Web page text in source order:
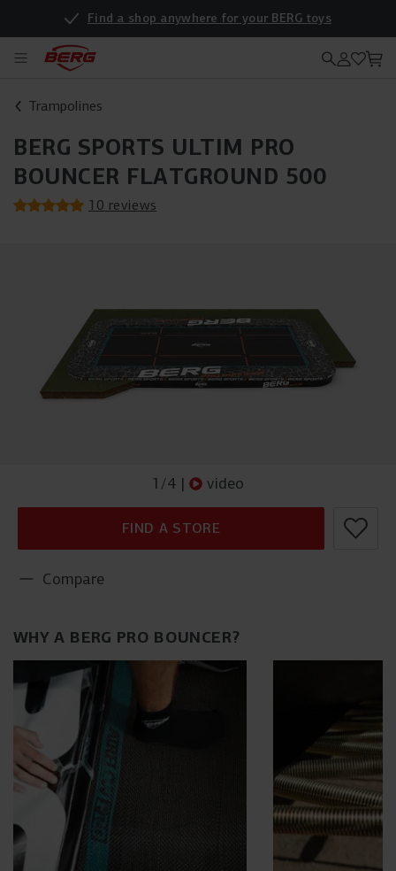
Find a shop anywhere for your BERG toys
Trampolines
BERG SPORTS ULTIM PRO
BOUNCER FLATGROUND 500
10 reviews
1 /4 | video
WHY A BERG PRO BOUNCER?
FIND A STORE
Compare